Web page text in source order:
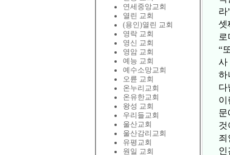
연세중앙교회
열린 교회
(용인)열린 교회
영락 교회
영신 교회
영암 교회
예능 교회
예수소망교회
오륜 교회
온누리교회
온유한교회
왕성 교회
우리들교회
울산교회
울산감리교회
유평교회
원일 교회
라
셋
“
사
하
다
이
문
것
죄
인